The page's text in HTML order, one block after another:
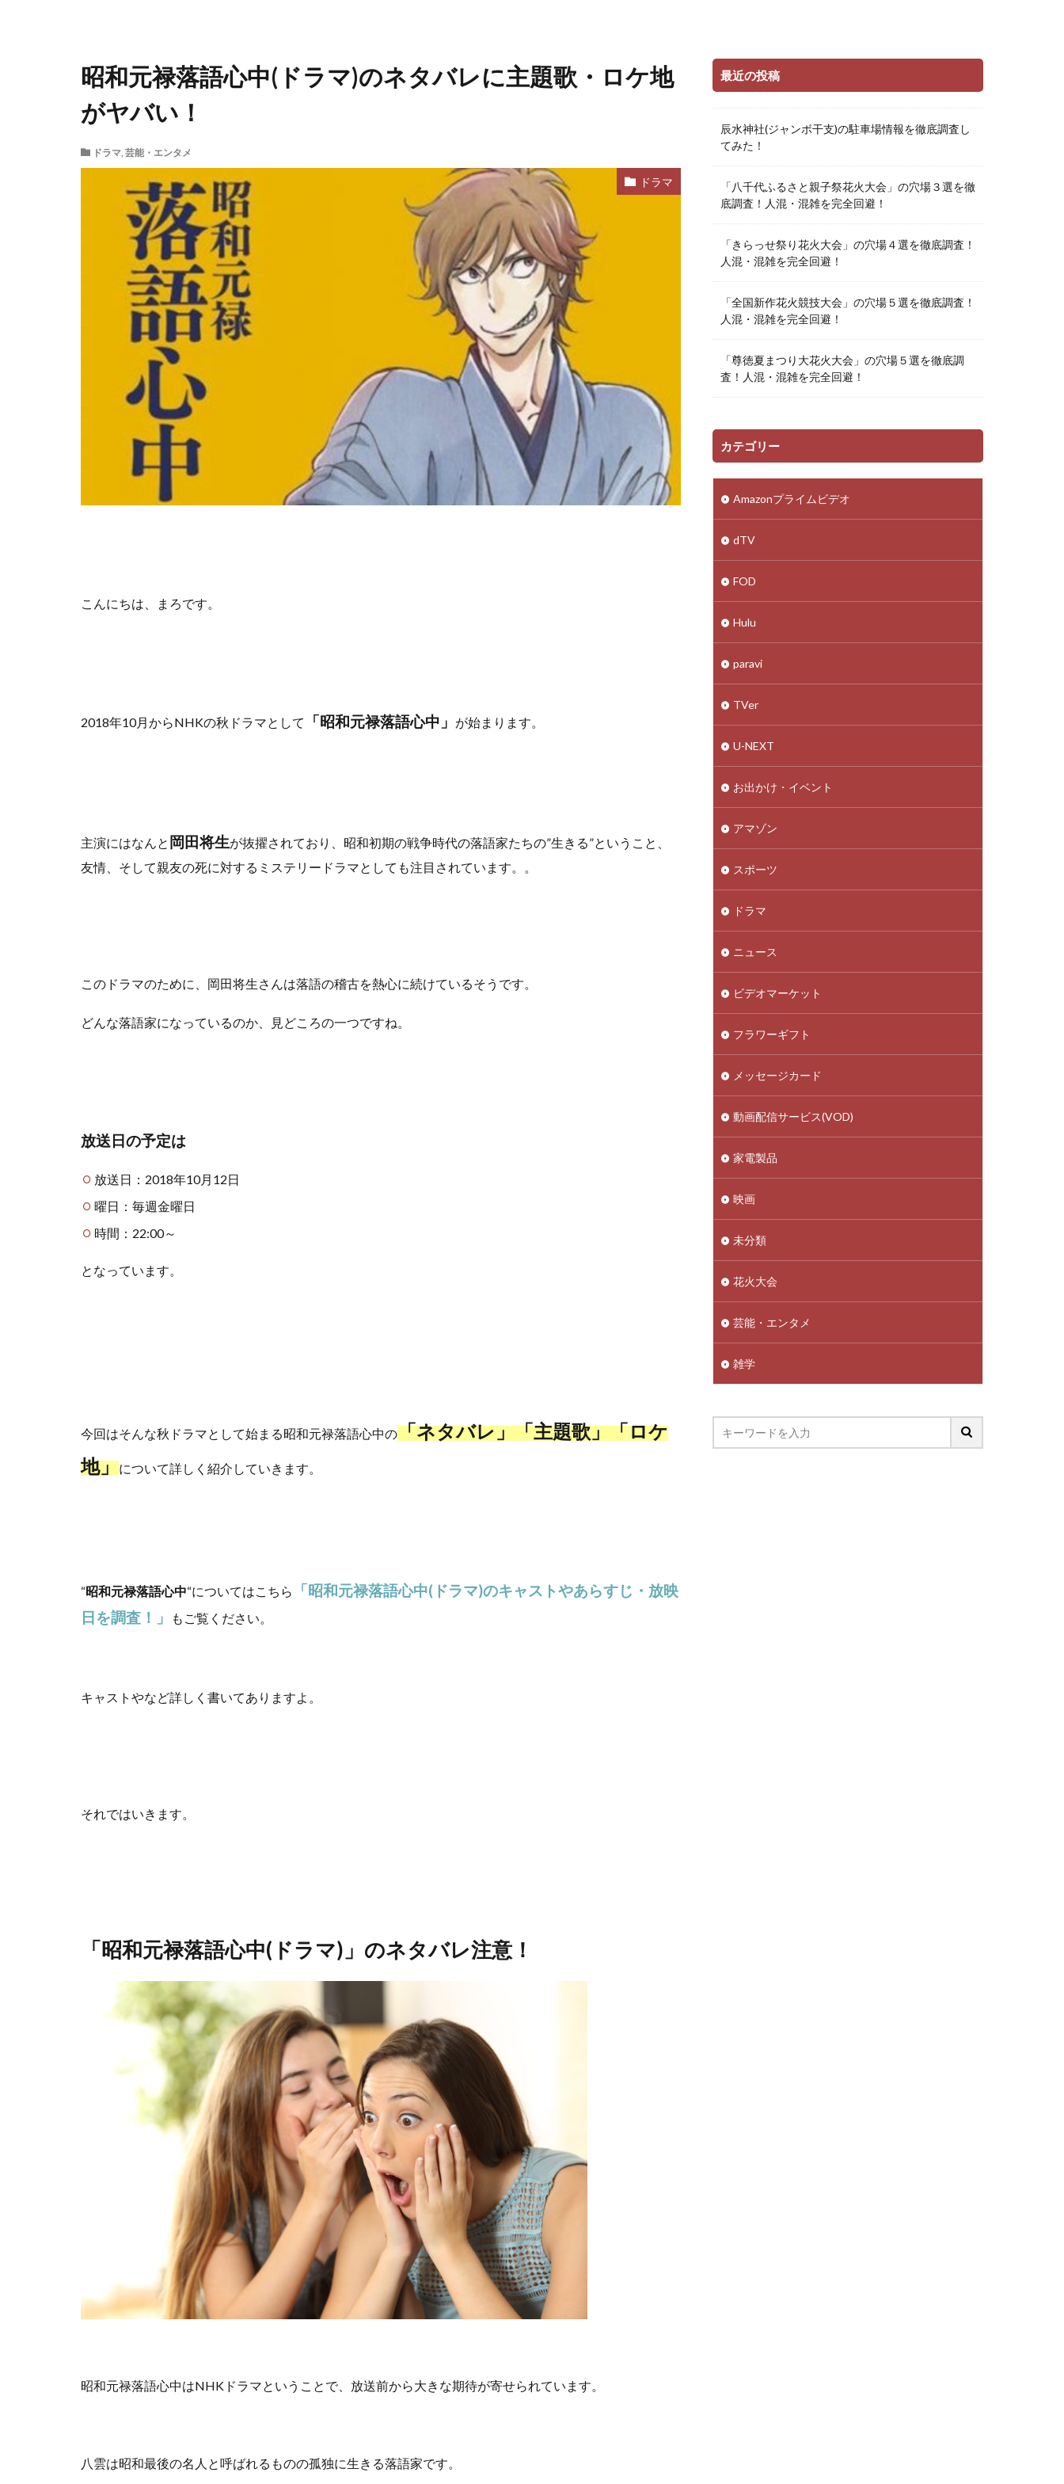
昭和元禄落語心中(ドラマ)のネタバレに主題歌・ロケ地
がヤバい！
ドラマ, 芸能・エンタメ
ドラマ
こんにちは、まろです。
2018年10月からNHKの秋ドラマとして 「昭和元禄落語心中」 が始まります。
主演にはなんと 岡田将生が抜擢されており、昭和初期の戦争時代の落語家たちの”生きる”ということ、
友情、そして親友の死に対するミステリードラマとしても注目されています。。
このドラマのために、岡田将生さんは落語の稽古を熱心に続けているそうです。
どんな落語家になっているのか、見どころの一つですね。
放送日の予定は
放送日：2018年10月12日
曜日：毎週金曜日
時間：22:00～
となっています。
今回はそんな秋ドラマとして始まる昭和元禄落語心中の「ネタバレ」「主題歌」「ロケ
地」について詳しく紹介していきます。
“昭和元禄落語心中“についてはこちら
「昭和元禄落語心中(ドラマ)のキャストやあらすじ・放映
日を調査！」
もご覧ください。
キャストやなど詳しく書いてありますよ。
それではいきます。
「昭和元禄落語心中(ドラマ)」のネタバレ注意！
昭和元禄落語心中はNHKドラマということで、放送前から大きな期待が寄せられています。
八雲は昭和最後の名人と呼ばれるものの孤独に生きる落語家です。
最近の投稿
辰水神社(ジャンボ干支)の駐車場情報を徹底調査し
てみた！
「八千代ふるさと親子祭花火大会」の穴場３選を徹
底調査！人混・混雑を完全回避！
「きらっせ祭り花火大会」の穴場４選を徹底調査！
人混・混雑を完全回避！
「全国新作花火競技大会」の穴場５選を徹底調査！
人混・混雑を完全回避！
「尊徳夏まつり大花火大会」の穴場５選を徹底調
査！人混・混雑を完全回避！
カテゴリー
Amazonプライムビデオ
dTV
FOD
Hulu
paravi
TVer
U-NEXT
お出かけ・イベント
アマゾン
スポーツ
ドラマ
ニュース
ビデオマーケット
フラワーギフト
メッセージカード
動画配信サービス(VOD)
家電製品
映画
未分類
花火大会
芸能・エンタメ
雑学